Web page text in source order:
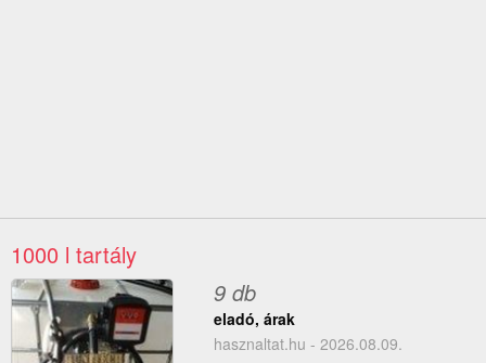
1000 l tartály
9 db
eladó, árak
hasznaltat.hu - 2026.08.09.